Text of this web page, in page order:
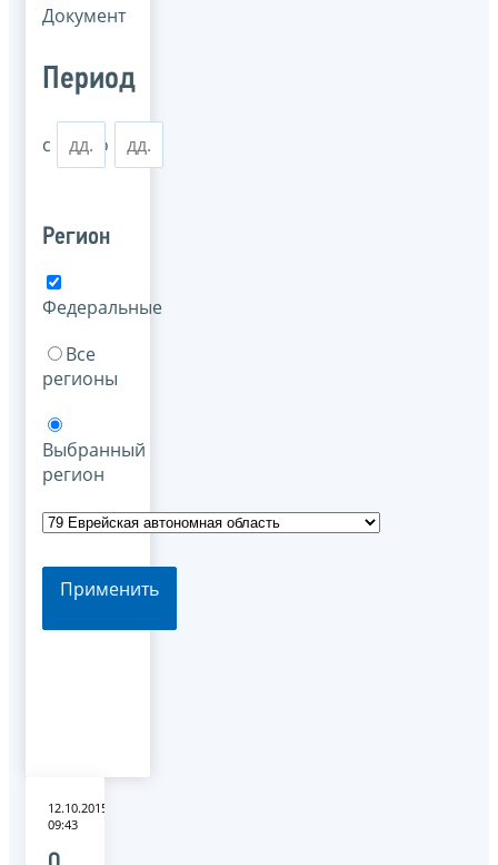
Документ
Период
с по
Регион
Федеральные
Все
регионы
Выбранный
регион
Применить
12.10.2015
09:43